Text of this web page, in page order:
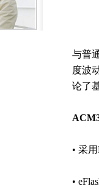
与普
度波
论了
• 采
•